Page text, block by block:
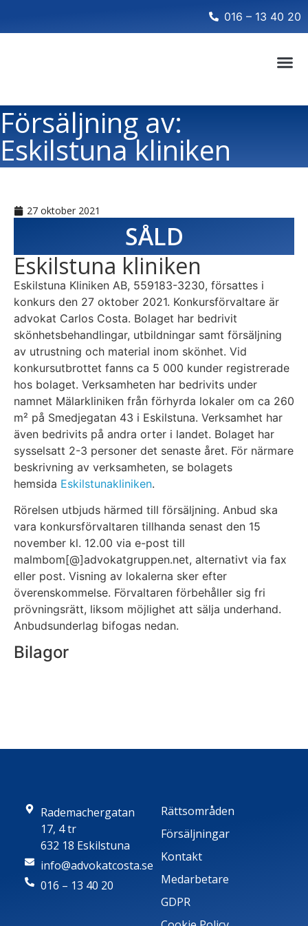
016 – 13 40 20
Försäljning av:
Eskilstuna kliniken
27 oktober 2021
SÅLD
Eskilstuna kliniken
Eskilstuna Kliniken AB, 559183-3230, försattes i
konkurs den 27 oktober 2021. Konkursförvaltare är
advokat Carlos Costa. Bolaget har bedrivit
skönhetsbehandlingar, utbildningar samt försäljning
av utrustning och material inom skönhet. Vid
konkursutbrottet fanns ca 5 000 kunder registrerade
hos bolaget. Verksamheten har bedrivits under
namnet Mälarkliniken från förhyrda lokaler om ca 260
m² på Smedjegatan 43 i Eskilstuna. Verksamhet har
även bedrivits på andra orter i landet. Bolaget har
sysselsatt 2-3 personer det senaste året. För närmare
beskrivning av verksamheten, se bolagets
hemsida Eskilstunakliniken.
Rörelsen utbjuds härmed till försäljning. Anbud ska
vara konkursförvaltaren tillhanda senast den 15
november kl. 12.00 via e-post till
malmbom[@]advokatgruppen.net, alternativt via fax
eller post. Visning av lokalerna sker efter
överenskommelse. Förvaltaren förbehåller sig fri
prövningsrätt, liksom möjlighet att sälja underhand.
Anbudsunderlag bifogas nedan.
Bilagor
Rademachergatan
17, 4 tr
632 18 Eskilstuna
info@advokatcosta.se
016 – 13 40 20
Rättsområden
Försäljningar
Kontakt
Medarbetare
GDPR